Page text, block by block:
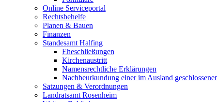
Online Serviceportal
Rechtsbehelfe
Planen & Bauen
Finanzen
Standesamt Halfing
Eheschließungen
Kirchenaustritt
Namensrechtliche Erklärungen
Nachbeurkundung einer im Ausland
Satzungen & Verordnungen
Landratsamt Rosenheim